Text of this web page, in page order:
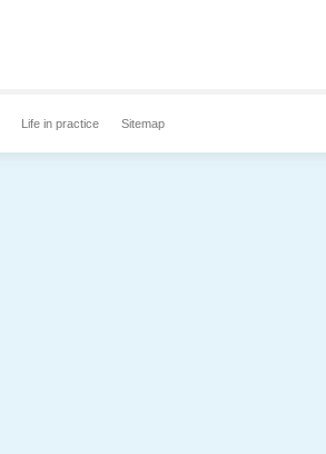
Life in practice Sitemap